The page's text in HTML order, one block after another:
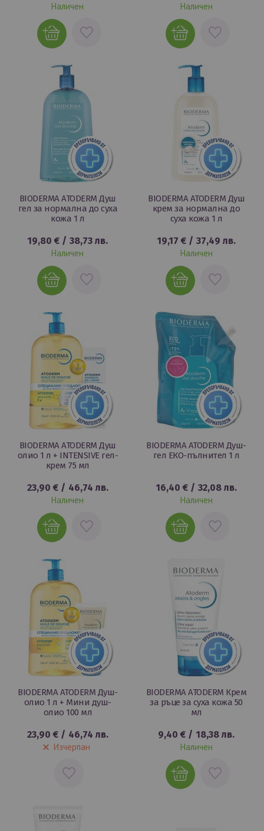
Наличен
ДОБАВИ
Наличен
ДОБАВИ
BIODERMA ATODERM Душ
гел за нормална до суха
кожа 1 л
19,80 € / 38,73 лв.
Наличен
ДОБАВИ
BIODERMA ATODERM Душ
крем за нормална до
суха кожа 1 л
19,17 € / 37,49 лв.
Наличен
ДОБАВИ
ЛЮБИМИ
BIODERMA ATODERM Душ
олио 1 л + INTENSIVE гел-
крем 75 мл
23,90 €/ 46,74 лв.
Наличен
ДОБАВИ
BIODERMA ATODERM Душ-
гел ЕКО-пълнител 1 л
16,40 € / 32,08 лв.
Наличен
ДОБАВИ
BIODERMA ATODERM Душ-
олио 1 л + Мини душ-
олио 100 мл
23,90 €/ 46,74 лв.
Изчерпан
ДОБАВИ
BIODERMA ATODERM Крем
за ръце за суха кожа 50
мл
9,40 € / 18,38 лв.
Наличен
ДОБАВИ